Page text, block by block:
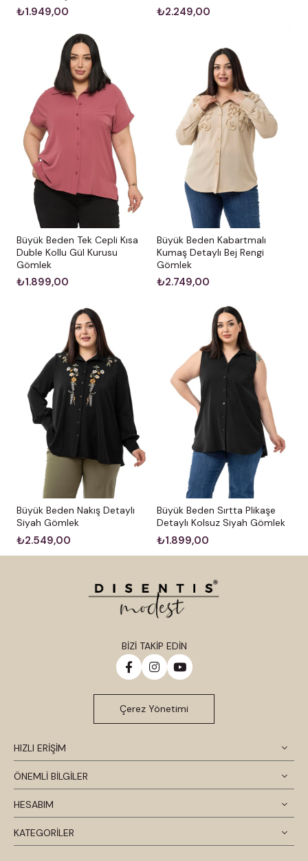
₺1.949,00 ₺2.249,00
Büyük Beden Tek Cepli Kısa
Duble Kollu Gül Kurusu
Gömlek
₺1.899,00
Büyük Beden Kabartmalı
Kumaş Detaylı Bej Rengi
Gömlek
₺2.749,00
Büyük Beden Nakış Detaylı
Siyah Gömlek
₺2.549,00
Büyük Beden Sırtta Plikaşe
Detaylı Kolsuz Siyah Gömlek
₺1.899,00
HIZLI ERİŞİM
ÖNEMLİ BİLGİLER
HESABIM
KATEGORİLER
BİZİ TAKİP EDİN
Çerez Yönetimi